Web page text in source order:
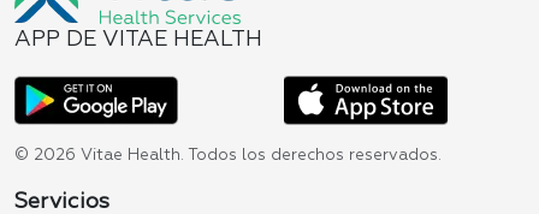
APP DE VITAE HEALTH
© 2026 Vitae Health. Todos los derechos reservados.
Servicios